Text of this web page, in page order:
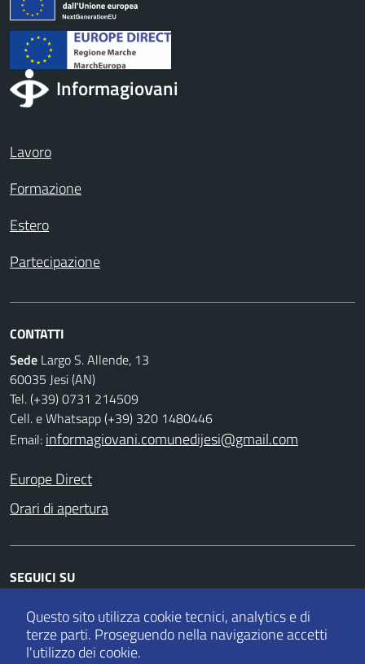
Informagiovani
Lavoro
Formazione
Estero
Partecipazione
CONTATTI
Sede Largo S. Allende, 13
60035 Jesi (AN)
Tel. (+39) 0731 214509
Cell. e Whatsapp (+39) 320 1480446
Email: informagiovani.comunedijesi@gmail.com
Europe Direct
Orari di apertura
SEGUICI SU
FacebookTwitterInstagramWhatsapp
Questo sito utilizza cookie tecnici, analytics e di
terze parti. Proseguendo nella navigazione accetti
l'utilizzo dei cookie.